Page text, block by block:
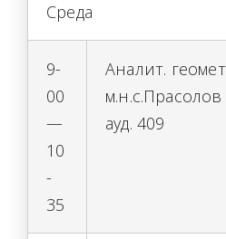
Среда
9-
00
—
10
-
35
Аналит.
м.н.с.Прасолов
ауд. 409